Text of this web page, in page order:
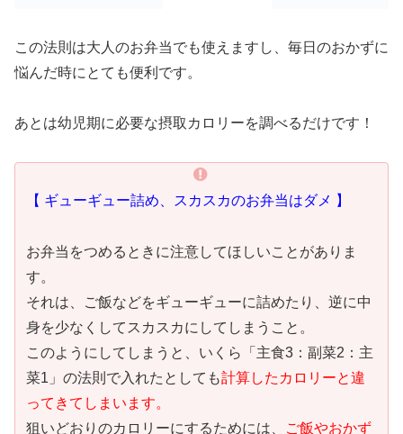
この法則は大人のお弁当でも使えますし、毎日のおかずに
悩んだ時にとても便利です。
あとは幼児期に必要な摂取カロリーを調べるだけです！
【 ギューギュー詰め、スカスカのお弁当はダメ 】
お弁当をつめるときに注意してほしいことがありま
す。
それは、ご飯などをギューギューに詰めたり、逆に中
身を少なくしてスカスカにしてしまうこと。
このようにしてしまうと、いくら「主食3 ：副菜2 ：主
菜1」の法則で入れたとしても計算したカロリーと違
ってきてしまいます。
狙いどおりのカロリーにするためには、
ご飯やおかず